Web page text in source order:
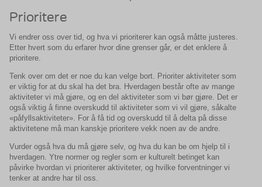
Prioritere
Vi endrer oss over tid, og hva vi prioriterer kan også måtte justeres.
Etter hvert som du erfarer hvor dine grenser går, er det enklere å
prioritere.
Tenk over om det er noe du kan velge bort. Prioriter aktiviteter som
er viktig for at du skal ha det bra. Hverdagen består ofte av mange
aktiviteter vi må gjøre, og en del aktiviteter som vi bør gjøre. Det er
også viktig å finne overskudd til aktiviteter som vi vil gjøre, såkalte
«påfyllsaktiviteter». For å få tid og overskudd til å delta på disse
aktivitetene må man kanskje prioritere vekk noen av de andre.
Vurder også hva du må gjøre selv, og hva du kan be om hjelp til i
hverdagen. Ytre normer og regler som er kulturelt betinget kan
påvirke hvordan vi prioriterer aktiviteter, og hvilke forventninger vi
tenker at andre har til oss.